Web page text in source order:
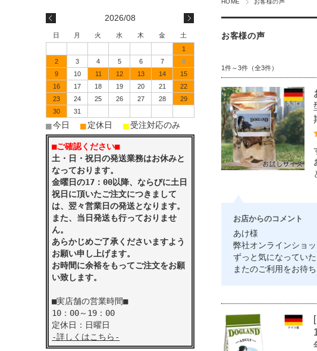
HOME お客様の声
お客様の声
1件～3件（全3件）
お店からのコメント
あけ様
弊社オンラインショ
ずっと気になってい
またのご利用をお待ち
2026/08
日 月 火 水 木 金
土
1
2
3 4 5 6 7
8
9
10 11 12 13 14
15
16
17 18 19 20 21
22
23
24 25 26 27 28
29
30
31
■今日 ■定休日 ■受注対応のみ
■ご確認ください■
土・日・祝日の発送業務はお休みと
なっております。
金曜日の17：00以降、ならびに土日
祝日に頂いたご注文につきまして
は、翌々営業日の発送となります。
また、当日発送も行っておりませ
ん。
あらかじめご了承くださいますよう
お願い申し上げます。
お時間に余裕をもってご注文をお願
い致します。
■実店舗の営業時間■
10：00～19：00
定休日：日曜日
-詳しくはこちら-